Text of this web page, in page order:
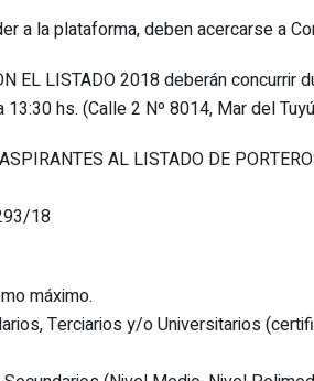
a la plataforma, deben acercarse a
EL LISTADO 2018 deberán concurrir
13:30 hs. (Calle 2 Nº 8014, Mar del
AL LISTADO DE
18
máximo.
Terciarios y/o Universitarios